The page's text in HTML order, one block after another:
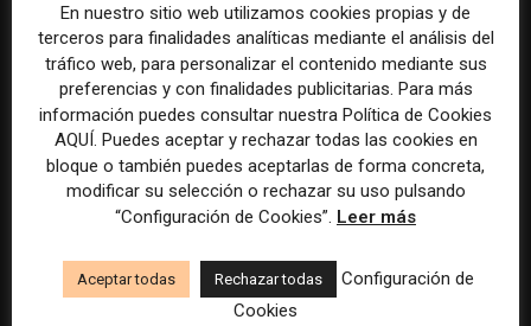
establece un sistema de
control para el uso de la
inteligencia artificial
especial para la mejor
cobertura periodística del
Mundial 2026
DEJA UNA RESPUESTA
En nuestro sitio web utilizamos cookies propias y de
terceros para finalidades analíticas mediante el análisis del
tráfico web, para personalizar el contenido mediante sus
preferencias y con finalidades publicitarias. Para más
información puedes consultar nuestra Política de Cookies
AQUÍ. Puedes aceptar y rechazar todas las cookies en
bloque o también puedes aceptarlas de forma concreta,
modificar su selección o rechazar su uso pulsando
“Configuración de Cookies”. Leer más
Aceptar todas Rechazar todas
Configuración de
Cookies